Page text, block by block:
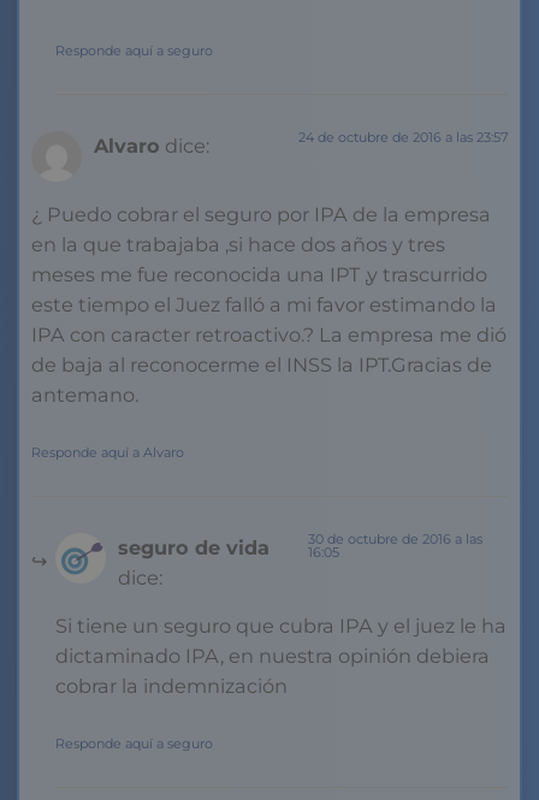
Responde aquí a seguro
Alvaro dice: 24 de octubre de 2016 a las 23:57
¿ Puedo cobrar el seguro por IPA de la empresa
en la que trabajaba ,si hace dos años y tres
meses me fue reconocida una IPT ,y trascurrido
este tiempo el Juez falló a mi favor estimando la
IPA con caracter retroactivo.? La empresa me dió
de baja al reconocerme el INSS la IPT.Gracias de
antemano.
Responde aquí a Alvaro
seguro de vida
dice:
30 de octubre de 2016 a las
16:05
Si tiene un seguro que cubra IPA y el juez le ha
dictaminado IPA, en nuestra opinión debiera
cobrar la indemnización
Responde aquí a seguro